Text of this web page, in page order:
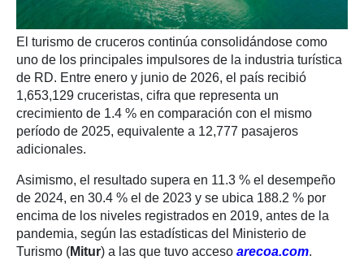
El turismo de cruceros continúa consolidándose como
uno de los principales impulsores de la industria turística
de RD. Entre enero y junio de 2026, el país recibió
1,653,129 cruceristas, cifra que representa un
crecimiento de 1.4 % en comparación con el mismo
período de 2025, equivalente a 12,777 pasajeros
adicionales.
Asimismo, el resultado supera en 11.3 % el desempeño
de 2024, en 30.4 % el de 2023 y se ubica 188.2 % por
encima de los niveles registrados en 2019, antes de la
pandemia, según las estadísticas del Ministerio de
Turismo (Mitur) a las que tuvo acceso arecoa.com.